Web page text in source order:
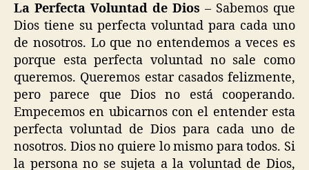
La Perfecta Voluntad de Dios – Sabemos que
Dios tiene su perfecta voluntad para cada uno
de nosotros. Lo que no entendemos a veces es
porque esta perfecta voluntad no sale como
queremos. Queremos estar casados felizmente,
pero parece que Dios no está cooperando.
Empecemos en ubicarnos con el entender esta
perfecta voluntad de Dios para cada uno de
nosotros. Dios no quiere lo mismo para todos. Si
la persona no se sujeta a la voluntad de Dios,